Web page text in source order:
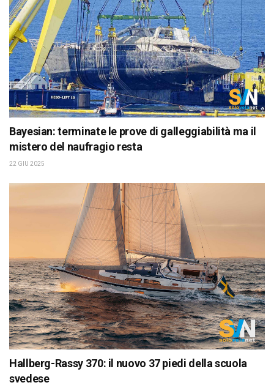
Bayesian: terminate le prove di galleggiabilità ma il
mistero del naufragio resta
22 GIU 2025
Hallberg-Rassy 370: il nuovo 37 piedi della scuola
svedese